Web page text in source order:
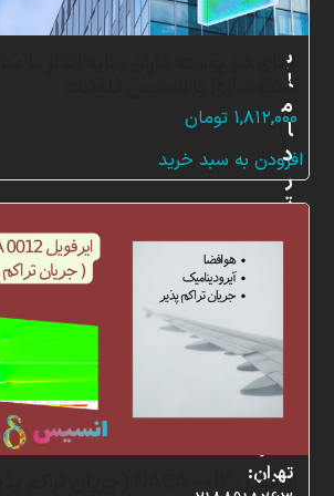
نمای دو پوسته دارای سایه انداز با
شبیه سازی با انسیس فلوئنت
۱,۸۱۲,۰۰۰ تومان
افزودن به سبد خرید
ب
ا
م
ا
د
ر
ت
ش
د
تهران: